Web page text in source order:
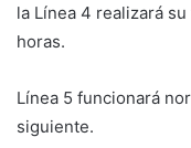
la Línea 4 realizará
horas.
Línea 5 funcionará
siguiente.